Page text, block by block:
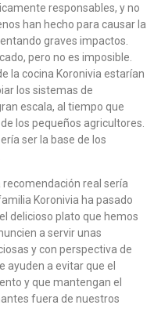
responsables, y no
han hecho para causar la
graves impactos.
pero no es imposible.
la cocina Koronivia estarían
los sistemas de
escala, al tiempo que
los pequeños agricultores.
ser la base de los
real sería
Koronivia ha pasado
delicioso plato que hemos
a servir unas
y con perspectiva de
ayuden a evitar que el
y que mantengan el
fuera de nuestros